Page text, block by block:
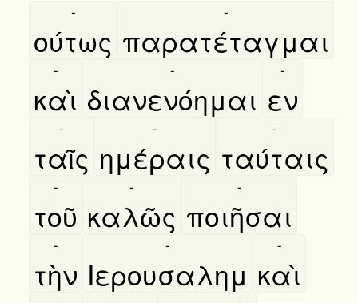
ούτως
-
παρατέταγμαι
-
καὶ
-
διανενόημαι
-
εν
-
ταῖς
-
ημέραις
-
ταύταις
-
τοῦ
-
καλῶς
-
ποιῆσαι
-
τὴν
-
Ιερουσαλημ
-
καὶ
-